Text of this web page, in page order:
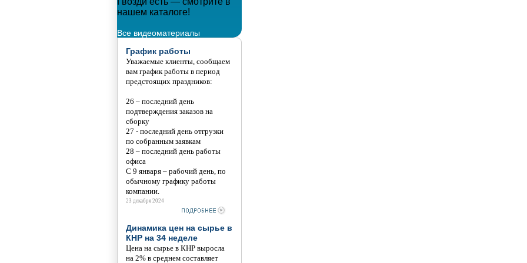
нашем каталоге!
Все видеоматериалы
График работы
Уважаемые клиенты, сообщаем
вам график работы в период
предстоящих праздников:
26 – последний день
подтверждения заказов на
сборку
27 - последний день отгрузки
по собранным заявкам
28 – последний день работы
офиса
С 9 января – рабочий день, по
обычному графику работы
компании.
23 декабря 2024
Динамика цен на сырье в
КНР на 34 неделе
Цена на сырье в КНР выросла
на 2% в среднем составляет